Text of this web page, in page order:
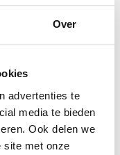
Over
advertenties te
media te bieden
Ook delen we
site met onze
nauw samen
die op haar beurt
dat we aan
aan Mosadex-